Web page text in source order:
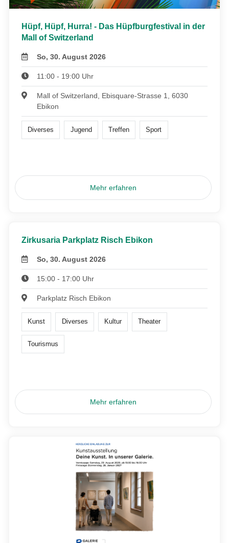
Hüpf, Hüpf, Hurra! - Das Hüpfburgfestival in der
Mall of Switzerland
So, 30. August 2026
11:00 - 19:00 Uhr
Mall of Switzerland, Ebisquare-Strasse 1, 6030
Ebikon
Diverses Jugend Treffen Sport
Mehr erfahren
Zirkusaria Parkplatz Risch Ebikon
So, 30. August 2026
15:00 - 17:00 Uhr
Parkplatz Risch Ebikon
Kunst Diverses Kultur Theater
Tourismus
Mehr erfahren